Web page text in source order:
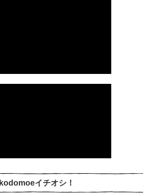
kodomoeイチオシ！